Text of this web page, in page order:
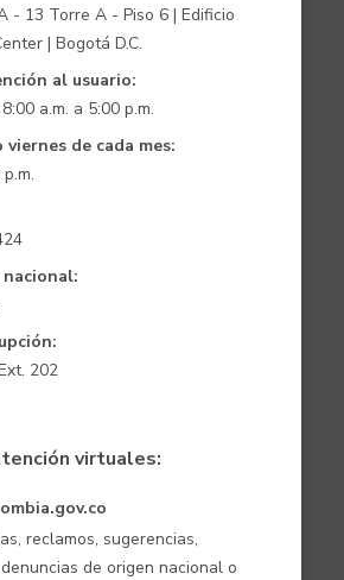
- 13 Torre A - Piso 6 | Edificio
| Bogotá D.C.
al usuario:
a.m. a 5:00 p.m.
de cada mes:
202
virtuales:
reclamos, sugerencias,
de origen nacional o